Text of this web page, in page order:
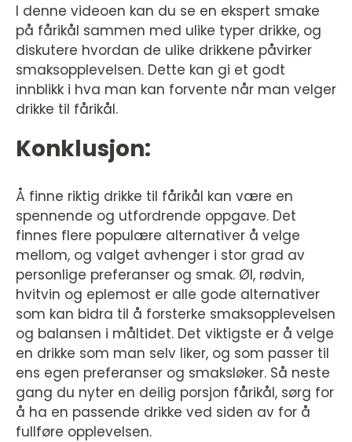
I denne videoen kan du se en ekspert smake
på fårikål sammen med ulike typer drikke, og
diskutere hvordan de ulike drikkene påvirker
smaksopplevelsen. Dette kan gi et godt
innblikk i hva man kan forvente når man velger
drikke til fårikål.
Konklusjon:
Å finne riktig drikke til fårikål kan være en
spennende og utfordrende oppgave. Det
finnes flere populære alternativer å velge
mellom, og valget avhenger i stor grad av
personlige preferanser og smak. Øl, rødvin,
hvitvin og eplemost er alle gode alternativer
som kan bidra til å forsterke smaksopplevelsen
og balansen i måltidet. Det viktigste er å velge
en drikke som man selv liker, og som passer til
ens egen preferanser og smaksløker. Så neste
gang du nyter en deilig porsjon fårikål, sørg for
å ha en passende drikke ved siden av for å
fullføre opplevelsen.